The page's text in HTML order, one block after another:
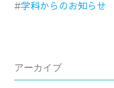
学科からのお知らせ
アーカイブ